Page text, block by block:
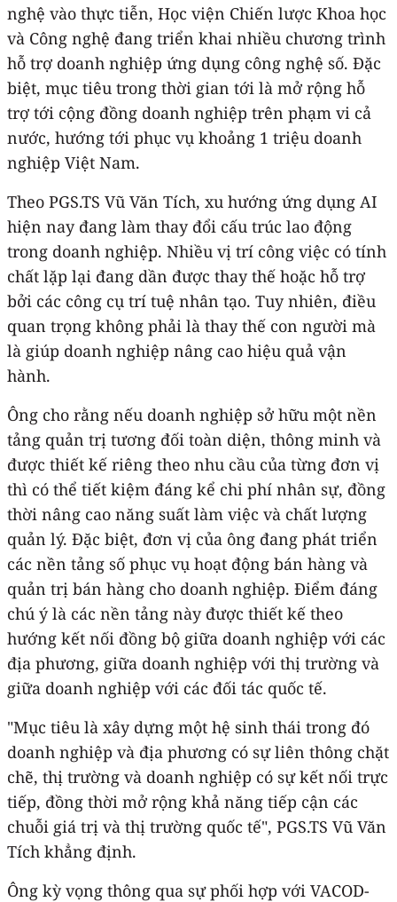
nghệ vào thực tiễn, Học viện Chiến lược Khoa học
và Công nghệ đang triển khai nhiều chương trình
hỗ trợ doanh nghiệp ứng dụng công nghệ số. Đặc
biệt, mục tiêu trong thời gian tới là mở rộng hỗ
trợ tới cộng đồng doanh nghiệp trên phạm vi cả
nước, hướng tới phục vụ khoảng 1 triệu doanh
nghiệp Việt Nam.
Theo PGS.TS Vũ Văn Tích, xu hướng ứng dụng AI
hiện nay đang làm thay đổi cấu trúc lao động
trong doanh nghiệp. Nhiều vị trí công việc có tính
chất lặp lại đang dần được thay thế hoặc hỗ trợ
bởi các công cụ trí tuệ nhân tạo. Tuy nhiên, điều
quan trọng không phải là thay thế con người mà
là giúp doanh nghiệp nâng cao hiệu quả vận
hành.
Ông cho rằng nếu doanh nghiệp sở hữu một nền
tảng quản trị tương đối toàn diện, thông minh và
được thiết kế riêng theo nhu cầu của từng đơn vị
thì có thể tiết kiệm đáng kể chi phí nhân sự, đồng
thời nâng cao năng suất làm việc và chất lượng
quản lý. Đặc biệt, đơn vị của ông đang phát triển
các nền tảng số phục vụ hoạt động bán hàng và
quản trị bán hàng cho doanh nghiệp. Điểm đáng
chú ý là các nền tảng này được thiết kế theo
hướng kết nối đồng bộ giữa doanh nghiệp với các
địa phương, giữa doanh nghiệp với thị trường và
giữa doanh nghiệp với các đối tác quốc tế.
"Mục tiêu là xây dựng một hệ sinh thái trong đó
doanh nghiệp và địa phương có sự liên thông chặt
chẽ, thị trường và doanh nghiệp có sự kết nối trực
tiếp, đồng thời mở rộng khả năng tiếp cận các
chuỗi giá trị và thị trường quốc tế", PGS.TS Vũ Văn
Tích khẳng định.
Ông kỳ vọng thông qua sự phối hợp với VACOD-